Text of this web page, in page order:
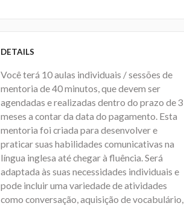
DETAILS
Você terá 10 aulas individuais / sessões de
mentoria de 40 minutos, que devem ser
agendadas e realizadas dentro do prazo de 3
meses a contar da data do pagamento. Esta
mentoria foi criada para desenvolver e
praticar suas habilidades comunicativas na
língua inglesa até chegar à fluência. Será
adaptada às suas necessidades individuais e
pode incluir uma variedade de atividades
como conversação, aquisição de vocabulário,